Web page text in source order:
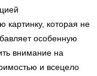
картинку, которая не
особенную
внимание на
и всецело